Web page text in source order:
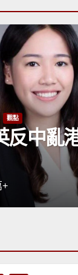
觀點
反中亂
+